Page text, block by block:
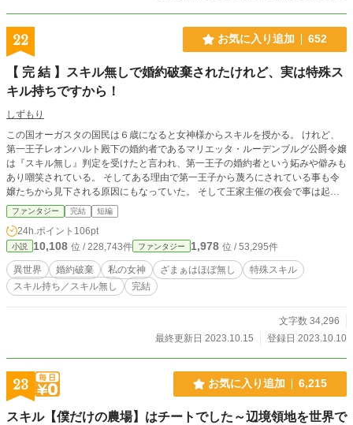
22 お気に入り追加 652
【 完 結 】スキル無しで婚約破棄されたけれど、実は特殊ス
キル持ちですから！
しずもり
この国オーガスタの国民は６歳になると女神様からスキルを授かる。 けれど、
第一王子レオンハルト殿下の婚約者であるマリエッタ・ルーデンブルグ公爵令嬢
は『スキル無し』判定を受けたと言われ、第一王子の婚約者という妬みや僻みも
あり嘲笑されている。 そしてある理由で第一王子から蔑ろにされている事も令
嬢たちから見下される原因にもなっていた。 そして王家主催の夜会で事は起こ
った。 第一王子が『スキル無し』を理由に婚約破棄を婚約者に言い渡したの
だ。 そして彼は８歳の頃に出会い、学園で再会したという初恋の人ルナティア
と婚約するのだと宣言した。 しかし『スキル無し』の筈のマリエッタは本当は
スキル持ちであり、実は彼女のスキルは、、、、。 全１２話 ご都合主義のゆる
ゆる設定です。 言葉遣いや言葉は現代風の部分もあります。 登場人物へのざま
ぁはほぼ無いです。 魔法、スキルの内容については独自設定になっています。
誤字脱字、言葉間違いなどあると思います。見つかり次第、修正していますがご
ファンタジー 完結 短編
24h.ポイント 106pt
小説 10,108 位 / 228,743件 ファンタジー 1,978 位 / 53,295件
異世界 婚約破棄 私の女神 ざまぁはほぼ無し
特殊スキル
スキル持ち／スキル無し
完結
文字数 34,296
最終更新日 2023.10.15
登録日 2023.10.10
23 お気に入り追加 6,215
スキル【僕だけの農場】はチートでした～辺境領地を世界で